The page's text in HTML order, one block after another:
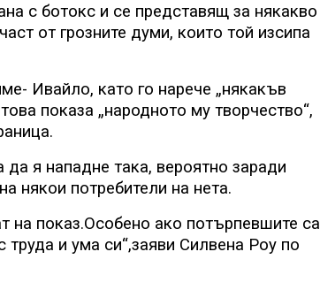
с ботокс и се представящ за някакво
от грозните думи, които той изсипа
Ивайло, като го нарече „някакъв
показа „народното му творчество“,
я нападне така, вероятно заради
някои потребители на нета.
на показ.Особено ако потърпевшите са
труда и ума си“,заяви Силвена Роу по